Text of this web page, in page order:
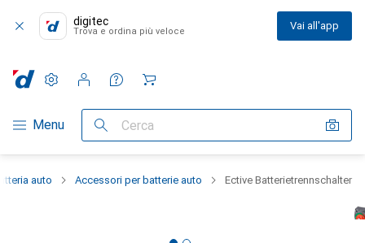
digitec
Trova e ordina più veloce Vai all'app
Categoria Navigazione
Menu Cerca
Impostazioni
Conto cliente
Liste di confronto
Liste dei desideri
Carrello
auto Accessori per batterie auto Ective Batterietrennschalter